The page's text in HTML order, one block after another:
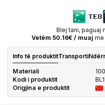
Blej tani, paguaj
Vetëm 50.16€ / muaj me
Info të produktitTransporti
Materiali
Kodi i produktit
Origjina e produktit